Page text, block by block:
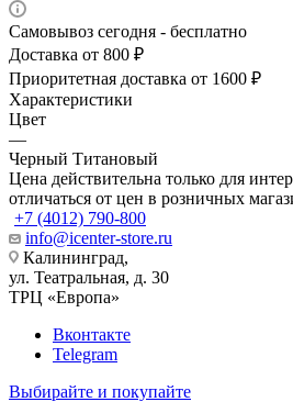
Самовывоз сегодня - бесплатно
Доставка от 800 ₽
Приоритетная доставка от 1600 ₽
Характеристики
Цвет
—
Черный Титановый
Цена действительна только для
отличаться от цен в розничных
+7 (4012) 790-800
info@icenter-store.ru
Калининград,
ул. Театральная, д. 30
ТРЦ «Европа»
Вконтакте
Telegram
Выбирайте и покупайте